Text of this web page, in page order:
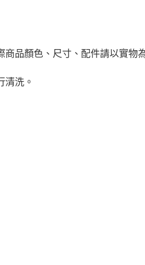
品顏色、尺寸、配件請以實物
洗。